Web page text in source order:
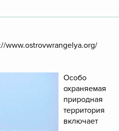
Особо
охраняемая
природная
территория
включает